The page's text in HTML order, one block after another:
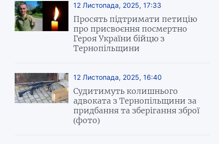
12 Листопада, 2025, 17:33
Просять підтримати петицію
про присвоєння посмертно
Героя України бійцю з
Тернопільщини
12 Листопада, 2025, 16:40
Судитимуть колишнього
адвоката з Тернопільщини за
придбання та зберігання зброї
(фото)